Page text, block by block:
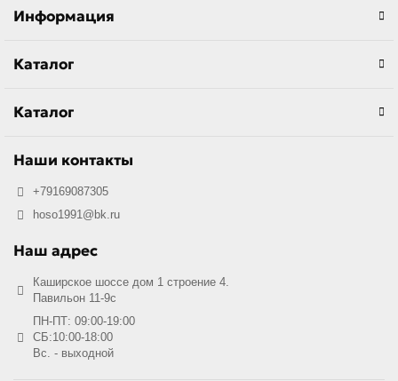
Информация
Каталог
Каталог
Наши контакты
+79169087305
hoso1991@bk.ru
Наш адрес
Каширское шоссе дом 1 строение 4.
Павильон 11-9с
ПН-ПТ: 09:00-19:00
СБ:10:00-18:00
Вс. - выходной